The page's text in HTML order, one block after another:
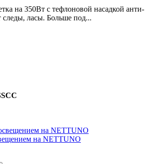
на 350Вт с тефлоновой насадкой анти-
следы, ласы. Больше под...
на NETTUNO